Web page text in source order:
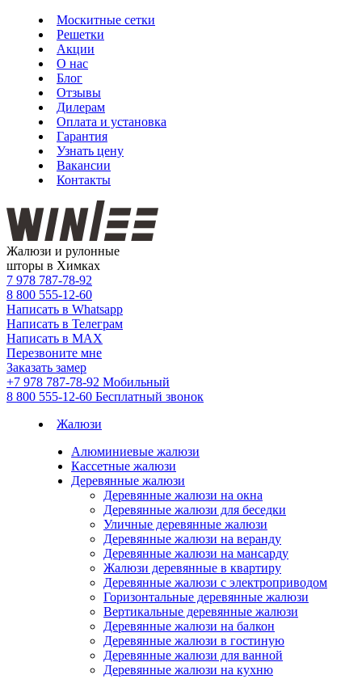
Москитные сетки
Решетки
Акции
О нас
Блог
Отзывы
Дилерам
Оплата и установка
Гарантия
Узнать цену
Вакансии
Контакты
Жалюзи и рулонные
шторы в Химках
7 978 787-78-92
8 800 555-12-60
Написать в Whatsapp
Написать в Телеграм
Написать в MAX
Перезвоните мне
Заказать замер
+7 978 787-78-92 Мобильный
8 800 555-12-60 Бесплатный звонок
Жалюзи
Алюминиевые жалюзи
Кассетные жалюзи
Деревянные жалюзи
Деревянные жалюзи на окна
Деревянные жалюзи для беседки
Уличные деревянные жалюзи
Деревянные жалюзи на веранду
Деревянные жалюзи на мансарду
Жалюзи деревянные в квартиру
Деревянные жалюзи с электроприводом
Горизонтальные деревянные жалюзи
Вертикальные деревянные жалюзи
Деревянные жалюзи на балкон
Деревянные жалюзи в гостиную
Деревянные жалюзи для ванной
Деревянные жалюзи на кухню